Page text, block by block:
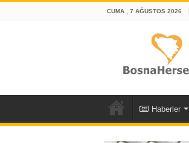
CUMA , 7 AĞUSTOS 2026
Haberler